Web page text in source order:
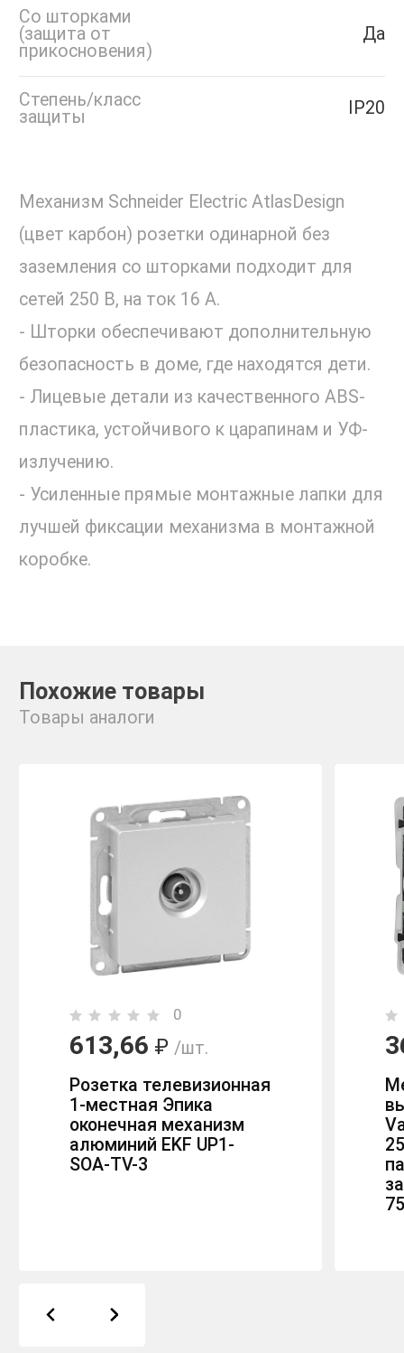
Со шторками
(защита от
прикосновения)
Да
Степень/класс
защиты
IP20
Механизм Schneider Electric AtlasDesign
(цвет карбон) розетки одинарной без
заземления со шторками подходит для
сетей 250 В, на ток 16 А.
- Шторки обеспечивают дополнительную
безопасность в доме, где находятся дети.
- Лицевые детали из качественного ABS-
пластика, устойчивого к царапинам и УФ-
излучению.
- Усиленные прямые монтажные лапки для
лучшей фиксации механизма в монтажной
коробке.
Похожие товары
Товары аналоги
0
613,66 ₽ /шт.
Розетка телевизионная
1-местная Эпика
оконечная механизм
алюминий EKF UP1-
SOA-TV-3